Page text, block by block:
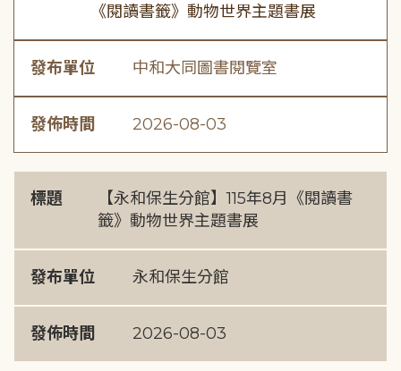
《閱讀書籤》動物世界主題書展
發布單位 中和大同圖書閱覽室
發佈時間 2026-08-03
標題
【永和保生分館】115年8月《閱讀書
籤》動物世界主題書展
發布單位 永和保生分館
發佈時間 2026-08-03